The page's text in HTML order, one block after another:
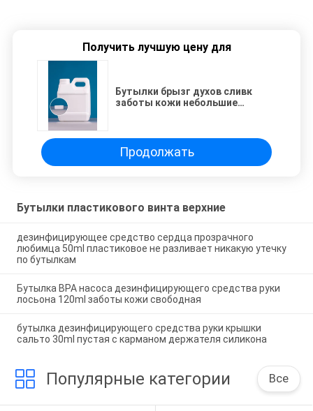
Получить лучшую цену для
Бутылки брызг духов сливк
заботы кожи небольшие
Продолжать
Бутылки пластикового винта верхние
дезинфицирующее средство сердца прозрачного
любимца 50ml пластиковое не разливает никакую утечку
по бутылкам
Бутылка BPA насоса дезинфицирующего средства руки
лосьона 120ml заботы кожи свободная
бутылка дезинфицирующего средства руки крышки
сальто 30ml пустая с карманом держателя силикона
Популярные категории Все